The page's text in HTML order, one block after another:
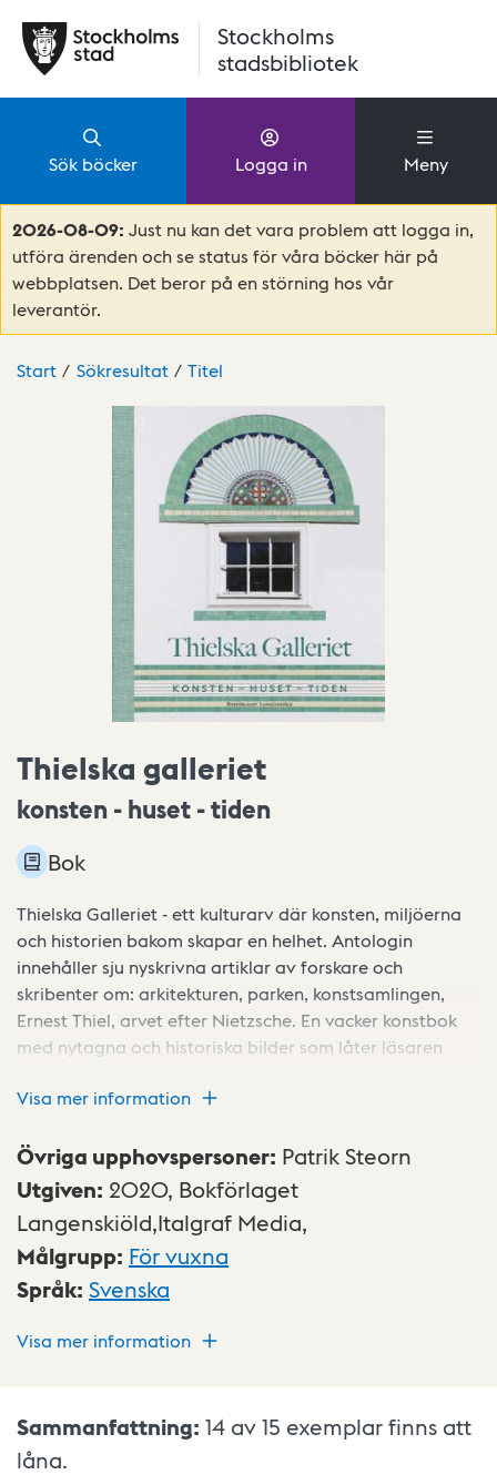
Stockholms
stadsbibliotek
Sök böcker Logga in Meny
2026-08-09: Just nu kan det vara problem att logga in,
utföra ärenden och se status för våra böcker här på
webbplatsen. Det beror på en störning hos vår
leverantör.
Start Sökresultat Titel
Thielska galleriet
konsten - huset - tiden
Bok
Thielska Galleriet - ett kulturarv där konsten, miljöerna
och historien bakom skapar en helhet. Antologin
innehåller sju nyskrivna artiklar av forskare och
skribenter om: arkitekturen, parken, konstsamlingen,
Ernest Thiel, arvet efter Nietzsche. En vacker konstbok
med nytagna och historiska bilder som låter läsaren
och omgivningar.
Visa mer information
Övriga upphovspersoner: Patrik Steorn
Utgiven: 2020, Bokförlaget
Langenskiöld,Italgraf Media,
Målgrupp: För vuxna
Språk: Svenska
Visa mer information
Sammanfattning: 14 av 15 exemplar finns att
låna.